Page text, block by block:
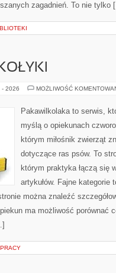
zagadnień. To nie tylko
- 2026 MOŻLIWOŚĆ
Pakawilkolaka to serwis,
myślą o opiekunach
którym miłośnik zwierząt
dotyczące ras psów. To
którym praktyka łączą się
artykułów. Fajne kategorie
można znaleźć
ma możliwość porównać